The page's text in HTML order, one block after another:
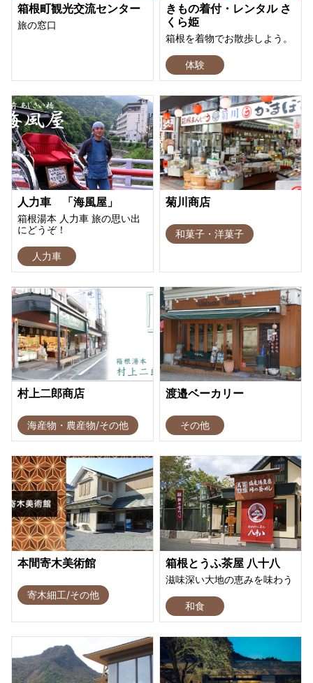
箱根町観光交流センター
旅の窓口
きもの着付・レンタル さ
くら姫
箱根を着物でお散歩しよう。
体験
人力車 「海風屋」
箱根湯本 人力車 旅の思い出
にどうぞ！
人力車
菊川商店
和菓子・洋菓子
村上二郎商店
海産物・農産物/その他
渡邉ベーカリー
その他
本間寄木美術館
寄木細工/その他
箱根とうふ茶屋 八十八
滋味深い大地の恵みを味わう
和食